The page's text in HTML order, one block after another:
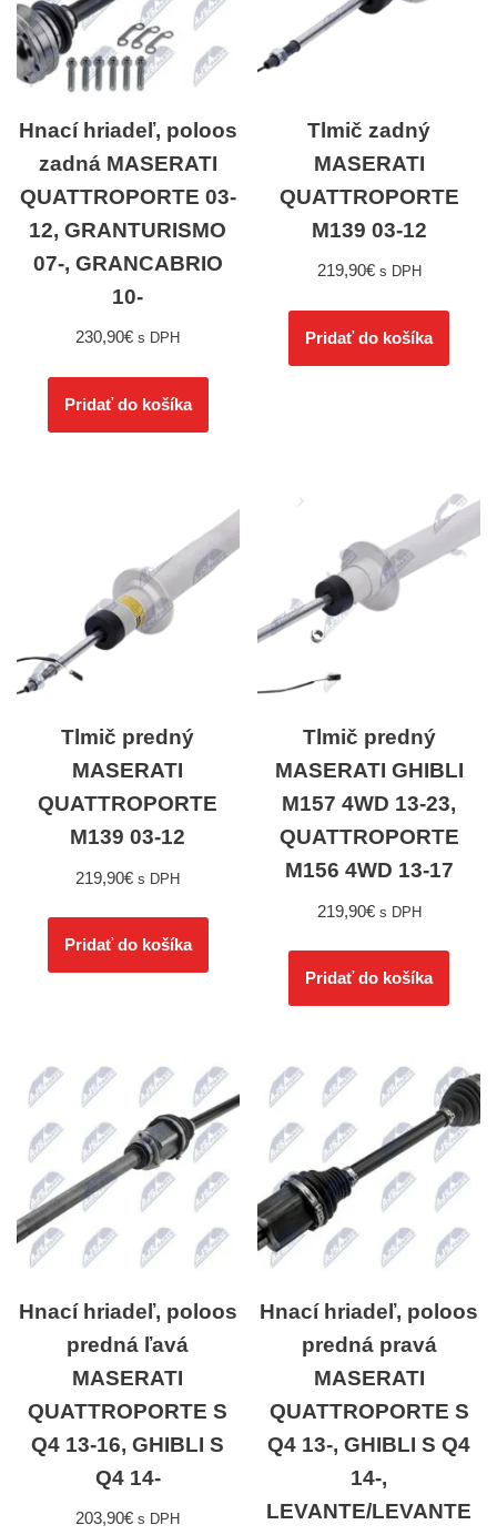
Hnací hriadeľ, poloos
zadná MASERATI
QUATTROPORTE 03-
12, GRANTURISMO
07-, GRANCABRIO
10-
230,90€ s DPH
Pridať do košíka
Tlmič zadný
MASERATI
QUATTROPORTE
M139 03-12
219,90€ s DPH
Pridať do košíka
Tlmič predný
MASERATI
QUATTROPORTE
M139 03-12
219,90€ s DPH
Pridať do košíka
Tlmič predný
MASERATI GHIBLI
M157 4WD 13-23,
QUATTROPORTE
M156 4WD 13-17
219,90€ s DPH
Pridať do košíka
Hnací hriadeľ, poloos
predná ľavá
MASERATI
QUATTROPORTE S
Q4 13-16, GHIBLI S
Q4 14-
203,90€ s DPH
Hnací hriadeľ, poloos
predná pravá
MASERATI
QUATTROPORTE S
Q4 13-, GHIBLI S Q4
14-,
LEVANTE/LEVANTE